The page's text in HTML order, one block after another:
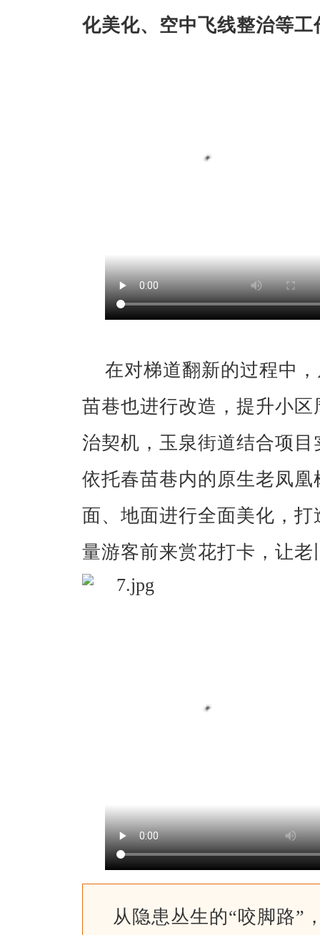
化美化、空中飞线整治等工
在对梯道翻新的过程中
苗巷也进行改造，提升小
治契机，玉泉街道结合项
依托春苗巷内的原生老凤
面、地面进行全面美化，
量游客前来赏花打卡，让
从隐患丛生的“咬脚路”